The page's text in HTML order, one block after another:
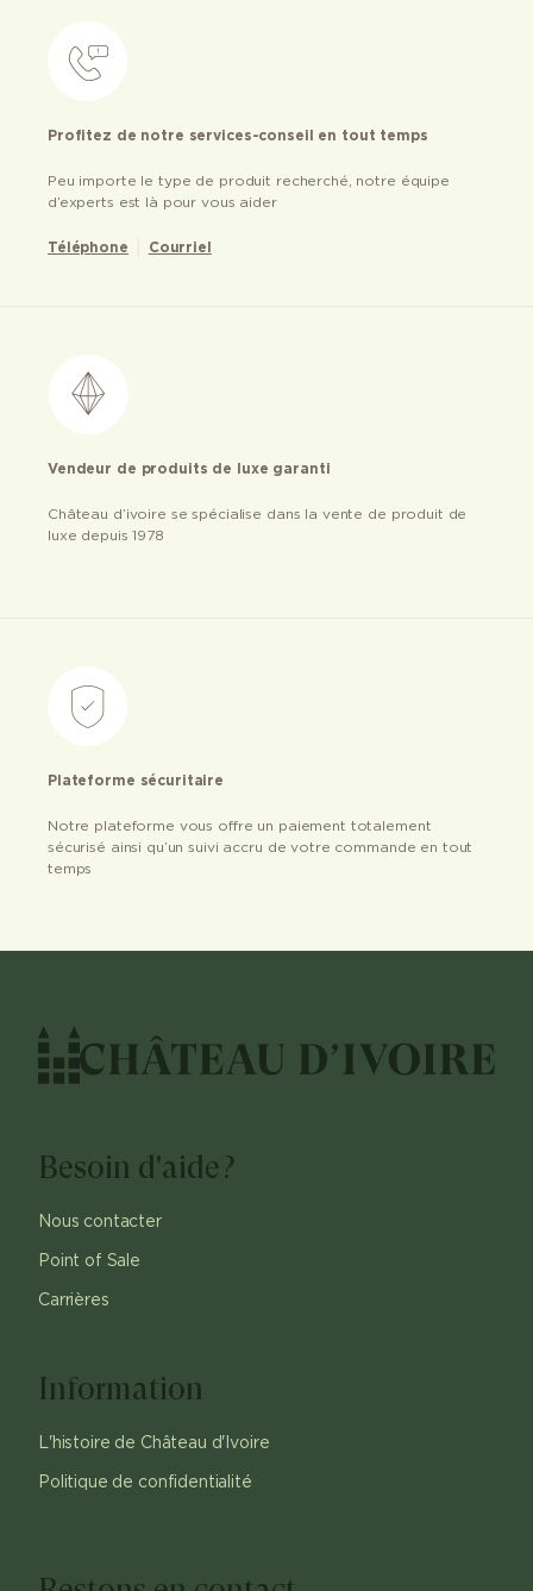
Profitez de notre services-conseil en tout temps
Peu importe le type de produit recherché, notre équipe
d’experts est là pour vous aider
Téléphone Courriel
Vendeur de produits de luxe garanti
Château d’ivoire se spécialise dans la vente de produit de
luxe depuis 1978
Plateforme sécuritaire
Notre plateforme vous offre un paiement totalement
sécurisé ainsi qu’un suivi accru de votre commande en tout
temps
Besoin d'aide?
Nous contacter
Point of Sale
Carrières
Information
L'histoire de Château d'Ivoire
Politique de confidentialité